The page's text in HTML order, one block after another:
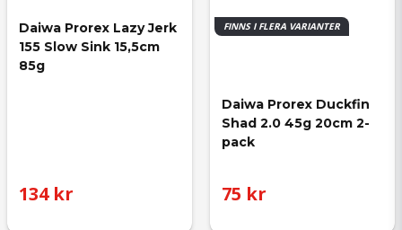
Daiwa Prorex Lazy Jerk
155 Slow Sink 15,5cm
85g
134 kr
FINNS I FLERA VARIANTER
Daiwa Prorex Duckfin
Shad 2.0 45g 20cm 2-
pack
75 kr